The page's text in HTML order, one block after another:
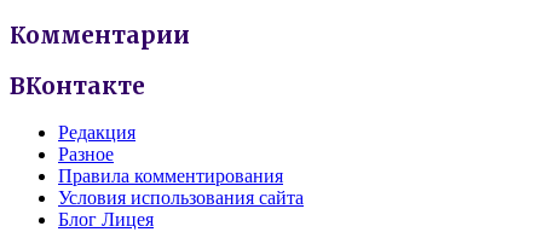
Комментарии
ВКонтакте
Редакция
Разное
Правила комментирования
Условия использования сайта
Блог Лицея